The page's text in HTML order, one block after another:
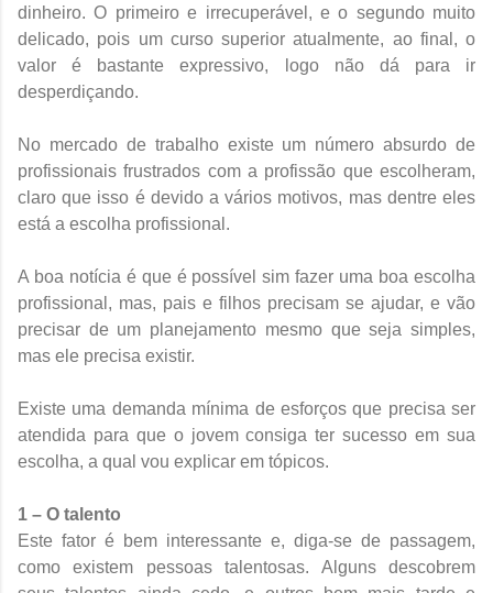
dinheiro. O primeiro e irrecuperável, e o segundo muito
delicado, pois um curso superior atualmente, ao final, o
valor é bastante expressivo, logo não dá para ir
desperdiçando.
No mercado de trabalho existe um número absurdo de
profissionais frustrados com a profissão que escolheram,
claro que isso é devido a vários motivos, mas dentre eles
está a escolha profissional.
A boa notícia é que é possível sim fazer uma boa escolha
profissional, mas, pais e filhos precisam se ajudar, e vão
precisar de um planejamento mesmo que seja simples,
mas ele precisa existir.
Existe uma demanda mínima de esforços que precisa ser
atendida para que o jovem consiga ter sucesso em sua
escolha, a qual vou explicar em tópicos.
1 – O talento
Este fator é bem interessante e, diga-se de passagem,
como existem pessoas talentosas. Alguns descobrem